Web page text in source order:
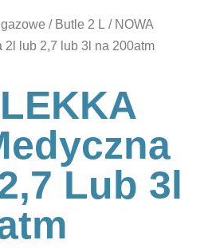
/ Butle 2 L / NOWA
2l lub 2,7 lub 3l na 200atm
Lub 3l